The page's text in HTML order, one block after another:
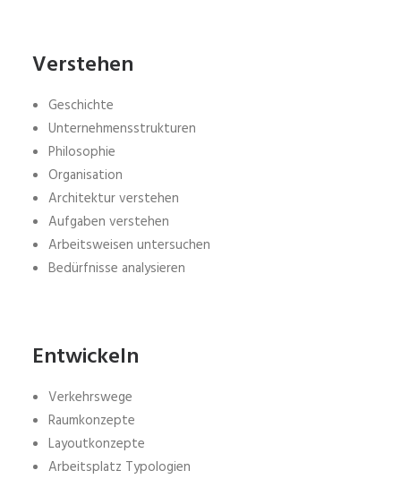
Verstehen
Geschichte
Unternehmensstrukturen
Philosophie
Organisation
Architektur verstehen
Aufgaben verstehen
Arbeitsweisen untersuchen
Bedürfnisse analysieren
Entwickeln
Verkehrswege
Raumkonzepte
Layoutkonzepte
Arbeitsplatz Typologien